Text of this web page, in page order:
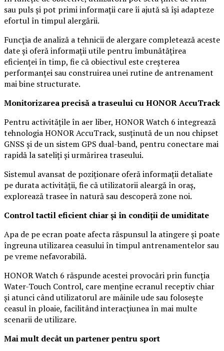
sau puls și pot primi informații care îi ajută să își adapteze
efortul în timpul alergării.
Funcția de analiză a tehnicii de alergare completează aceste
date și oferă informații utile pentru îmbunătățirea
eficienței în timp, fie că obiectivul este creșterea
performanței sau construirea unei rutine de antrenament
mai bine structurate.
Monitorizarea precisă a traseului cu HONOR AccuTrack
Pentru activitățile în aer liber, HONOR Watch 6 integrează
tehnologia HONOR AccuTrack, susținută de un nou chipset
GNSS și de un sistem GPS dual-band, pentru conectare mai
rapidă la sateliți și urmărirea traseului.
Sistemul avansat de poziționare oferă informații detaliate
pe durata activității, fie că utilizatorii aleargă în oraș,
explorează trasee în natură sau descoperă zone noi.
Control tactil eficient chiar și în condiții de umiditate
Apa de pe ecran poate afecta răspunsul la atingere și poate
îngreuna utilizarea ceasului în timpul antrenamentelor sau
pe vreme nefavorabilă.
HONOR Watch 6 răspunde acestei provocări prin funcția
Water-Touch Control, care menține ecranul receptiv chiar
și atunci când utilizatorul are mâinile ude sau folosește
ceasul în ploaie, facilitând interacțiunea în mai multe
scenarii de utilizare.
Mai mult decât un partener pentru sport